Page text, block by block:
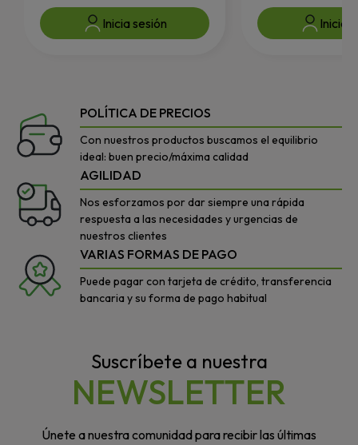
Inicia sesión Inicia
POLÍTICA DE PRECIOS
Con nuestros productos buscamos el equilibrio
ideal: buen precio/máxima calidad
AGILIDAD
Nos esforzamos por dar siempre una rápida
respuesta a las necesidades y urgencias de
nuestros clientes
VARIAS FORMAS DE PAGO
Puede pagar con tarjeta de crédito, transferencia
bancaria y su forma de pago habitual
Suscríbete a nuestra
NEWSLETTER
Únete a nuestra comunidad para recibir las últimas